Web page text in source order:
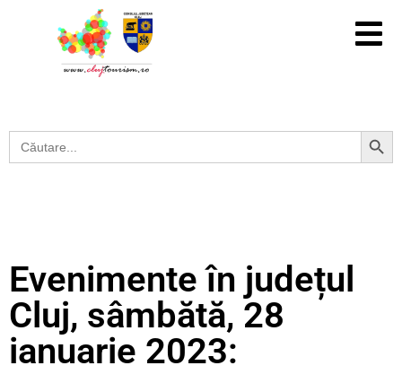
Search
for:
Search Button
Evenimente în județul
Cluj, sâmbătă, 28
ianuarie 2023: